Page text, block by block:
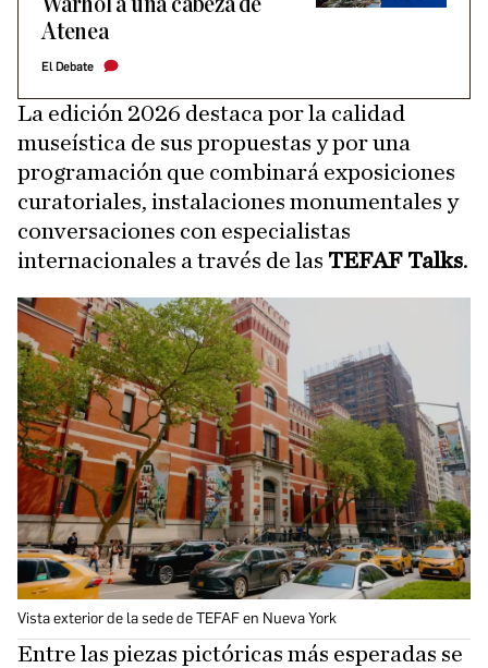
Atenea
El Debate
La edición 2026 destaca por la calidad
museística de sus propuestas y por una
programación que combinará exposiciones
curatoriales, instalaciones monumentales y
conversaciones con especialistas
internacionales a través de las TEFAF Talks.
Vista exterior de la sede de TEFAF en Nueva York
Entre las piezas pictóricas más esperadas se